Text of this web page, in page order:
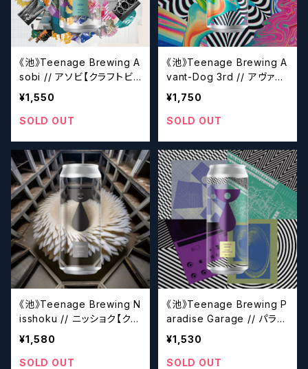
《池》Teenage Brewing A
sobi // アソビ【クラフトビ
ール】
¥1,550
SOLD OUT
《池》Teenage Brewing A
vant-Dog 3rd // アヴァン
ドッグサード【クラフトビー
ル】
¥1,750
SOLD OUT
《池》Teenage Brewing N
isshoku // ニッショク【クラ
フトビール】
¥1,580
SOLD OUT
《池》Teenage Brewing P
aradise Garage // パラダ
イスガレージ【クラフトビー
ル】
¥1,530
SOLD OUT